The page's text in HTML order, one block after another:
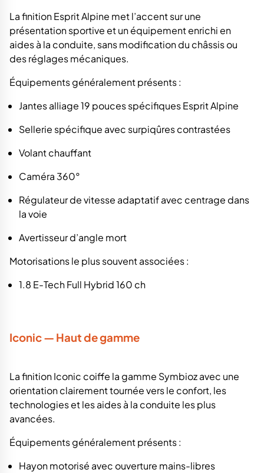
La finition Esprit Alpine met l’accent sur une
présentation sportive et un équipement enrichi en
aides à la conduite, sans modification du châssis ou
des réglages mécaniques.
Équipements généralement présents :
Jantes alliage 19 pouces spécifiques Esprit Alpine
Sellerie spécifique avec surpiqûres contrastées
Volant chauffant
Caméra 360°
Régulateur de vitesse adaptatif avec centrage dans
la voie
Avertisseur d’angle mort
Motorisations le plus souvent associées :
1.8 E-Tech Full Hybrid 160 ch
Iconic — Haut de gamme
La finition Iconic coiffe la gamme Symbioz avec une
orientation clairement tournée vers le confort, les
technologies et les aides à la conduite les plus
avancées.
Équipements généralement présents :
Hayon motorisé avec ouverture mains-libres